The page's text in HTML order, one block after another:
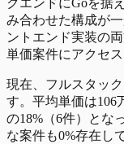
クエンドにGoを据
み合わせた構成が
ントエンド実装の
単価案件にアクセ
現在、フルスタッ
す。平均単価は106
の18%（6件）とな
な案件も0%存在し